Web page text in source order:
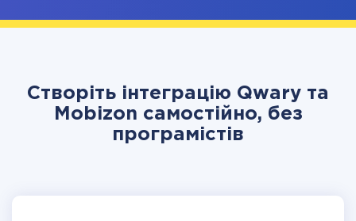
Створіть інтеграцію Qwary та
Mobizon самостійно, без
програмістів